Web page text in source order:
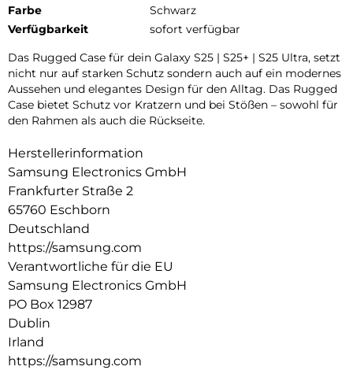
Farbe
Schwarz
Verfügbarkeit
sofort verfügbar
Das Rugged Case für dein Galaxy S25 | S25+ | S25 Ultra, setzt
nicht nur auf starken Schutz sondern auch auf ein modernes
Aussehen und elegantes Design für den Alltag. Das Rugged
Case bietet Schutz vor Kratzern und bei Stößen – sowohl für
den Rahmen als auch die Rückseite.
Herstellerinformation
Samsung Electronics GmbH
Frankfurter Straße 2
65760 Eschborn
Deutschland
https://samsung.com
Verantwortliche für die EU
Samsung Electronics GmbH
PO Box 12987
Dublin
Irland
https://samsung.com